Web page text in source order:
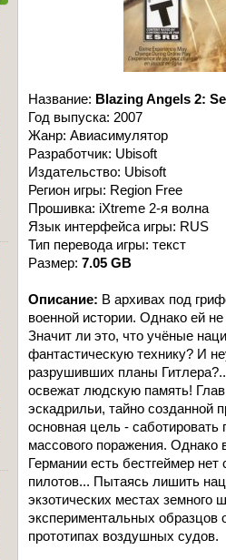
Название: Blazing Angels 2:
Год выпуска: 2007
Жанр: Авиасимулятор
Разработчик: Ubisoft
Издательство: Ubisoft
Регион игры: Region Free
Прошивка: iXtreme 2-я волна
Язык интерфейса игры: RUS
Тип перевода игры: текст
Размер: 7.05 GB
Описание: В архивах под
военной истории. Однако ей
Значит ли это, что учёные
фантастическую технику? И
разрушивших планы
освежат людскую память!
эскадрильи, тайно созданной
основная цель -
массового поражения. Однако
Германии есть бестгеймер
пилотов... Пытаясь лишить
экзотических местах земного
экспериментальных образцов
прототипах воздушных судов.